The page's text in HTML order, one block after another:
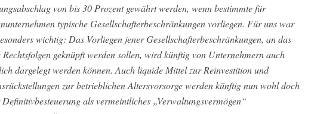
von bis 30 Prozent gewährt werden, wenn bestimmte für
typische Gesellschafterbeschränkungen vorliegen. Für uns war
wichtig: Das Vorliegen jener Gesellschafterbeschränkungen, an das
Rechtsfolgen geknüpft werden sollen, wird künftig von Unternehmern auch
dargelegt werden können. Auch liquide Mittel zur Reinvestition und
zur betrieblichen Altersvorsorge werden künftig nun wohl doch
als vermeintliches „Verwaltungsvermögen“